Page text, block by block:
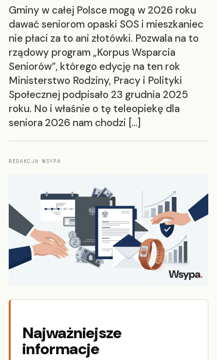
Gminy w całej Polsce mogą w 2026 roku
dawać seniorom opaski SOS i mieszkaniec
nie płaci za to ani złotówki. Pozwala na to
rządowy program „Korpus Wsparcia
Seniorów”, którego edycję na ten rok
Ministerstwo Rodziny, Pracy i Polityki
Społecznej podpisało 23 grudnia 2025
roku. No i właśnie o tę teleopiekę dla
seniora 2026 nam chodzi […]
REDAKCJA WSYPA
Najważniejsze
informacje